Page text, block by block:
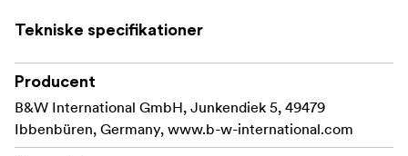
Tekniske specifikationer
Producent
B&W International GmbH, Junkendiek 5, 49479
Ibbenbüren, Germany, www.b-w-international.com